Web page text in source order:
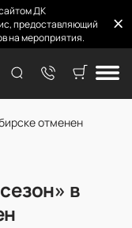
ДК
предоставляющий
на мероприятия.
отменен
в